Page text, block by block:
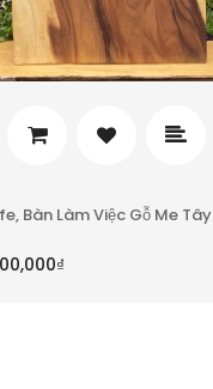
Bàn Làm Việc Gỗ Me Tây
₫